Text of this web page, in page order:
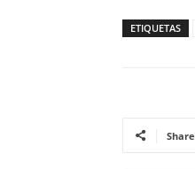
ETIQUETAS
Share